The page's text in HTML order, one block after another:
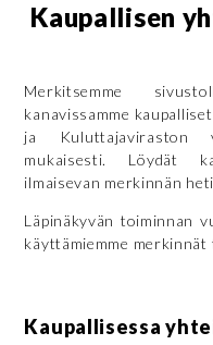
Kaupallisen
Merkitsemme
kanavissamme
ja Kuluttajaviraston
mukaisesti. Löydät
ilmaisevan merkinnän
Läpinäkyvän toiminnan
käyttämiemme
Kaupallisessa